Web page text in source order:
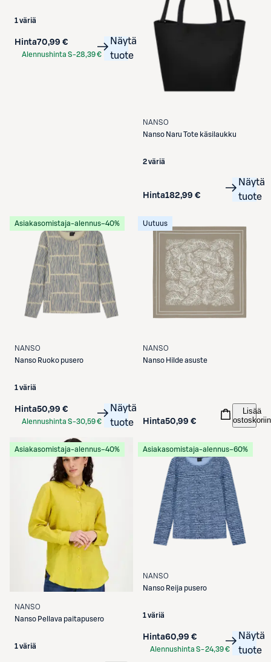
1 väriä
Hinta70,99 €
Alennushinta S-28,39 €
Näytä
tuote
NANSO
Nanso Naru Tote käsilaukku
2 väriä
Hinta182,99 €
Näytä
tuote
Asiakasomistaja-alennus−40%
NANSO
Nanso Ruoko pusero
1 väriä
Hinta50,99 €
Alennushinta S-30,59 €
Näytä
tuote
Uutuus
NANSO
Nanso Hilde asuste
Hinta50,99 €
Lisää
ostoskoriin
Asiakasomistaja-alennus−40%
NANSO
Nanso Pellava paitapusero
1 väriä
Asiakasomistaja-alennus−60%
NANSO
Nanso Reija pusero
1 väriä
Hinta60,99 €
Alennushinta S-24,39 €
Näytä
tuote